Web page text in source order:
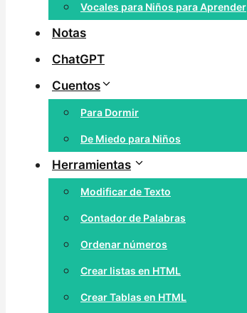
Vocales para Niños para Aprender
Notas
ChatGPT
Cuentos
Para Dormir
De Miedo para Niños
Herramientas
Modificar de Texto
Contador de Palabras
Ordenar números
Crear listas en HTML
Crear Tablas en HTML